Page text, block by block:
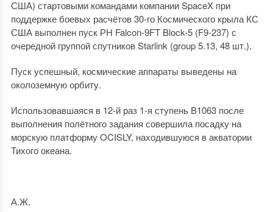
США) стартовыми командами компании SpaceX при
поддержке боевых расчётов 30-го Космического крыла КС
США выполнен пуск РН Falcon-9FT Block-5 (F9-237) с
очередной группой спутников Starlink (group 5.13, 48 шт.).
Пуск успешный, космические аппараты выведены на
околоземную орбиту.
Использовавшаяся в 12-й раз 1-я ступень В1063 после
выполнения полётного задания совершила посадку на
морскую платформу OCISLY, находившуюся в акватории
Тихого океана.
А.Ж.